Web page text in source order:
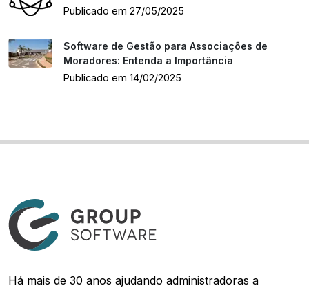
Publicado em 27/05/2025
Software de Gestão para Associações de
Moradores: Entenda a Importância
Publicado em 14/02/2025
Há mais de 30 anos ajudando administradoras a